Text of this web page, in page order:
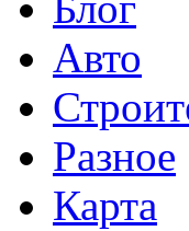
Авто
Разное
Карта